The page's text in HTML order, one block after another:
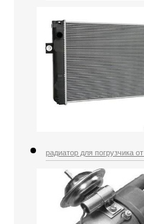
радиатор для погрузчика от